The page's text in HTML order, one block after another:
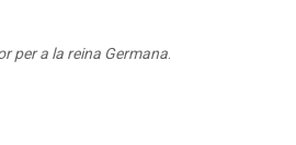
per a la reina Germana.